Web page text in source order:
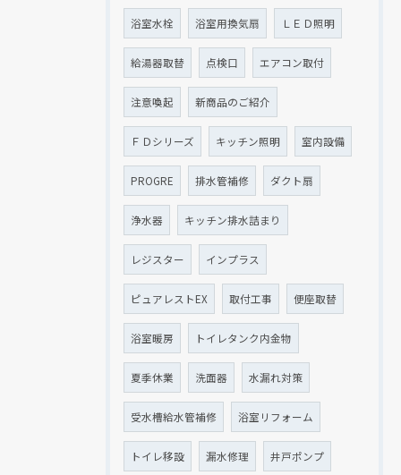
浴室水栓 浴室用換気扇 ＬＥＤ照明
給湯器取替 点検口 エアコン取付
注意喚起 新商品のご紹介
ＦＤシリーズ キッチン照明 室内設備
PROGRE 排水管補修 ダクト扇
浄水器 キッチン排水詰まり
レジスター インプラス
ピュアレストEX 取付工事 便座取替
浴室暖房 トイレタンク内金物
夏季休業 洗面器 水漏れ対策
受水槽給水管補修 浴室リフォーム
トイレ移設 漏水修理 井戸ポンプ